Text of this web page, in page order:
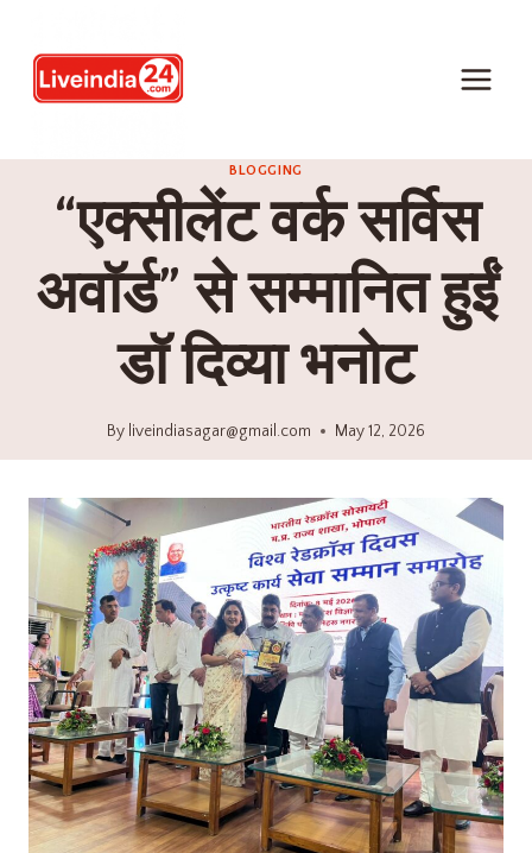
BLOGGING
“एक्सीलेंट वर्क सर्विस
अवॉर्ड” से सम्मानित हुईं
डॉ दिव्या भनोट
By liveindiasagar@gmail.com May 12, 2026